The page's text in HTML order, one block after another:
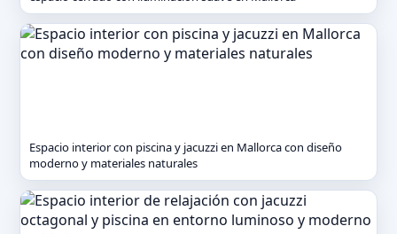
Espacio interior con piscina y jacuzzi en Mallorca con diseño
moderno y materiales naturales